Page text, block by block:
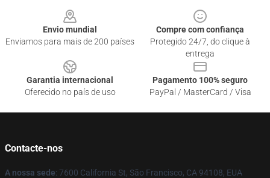
Envio mundial
Enviamos para mais de 200 países
Compre com confiança
Protegido 24/7, do clique à
entrega
Garantia internacional
Oferecido no país de uso
Pagamento 100% seguro
PayPal / MasterCard / Visa
Contacte-nos
A nossa sede: 7600 California St, São Francisco, CA 94108, EUA